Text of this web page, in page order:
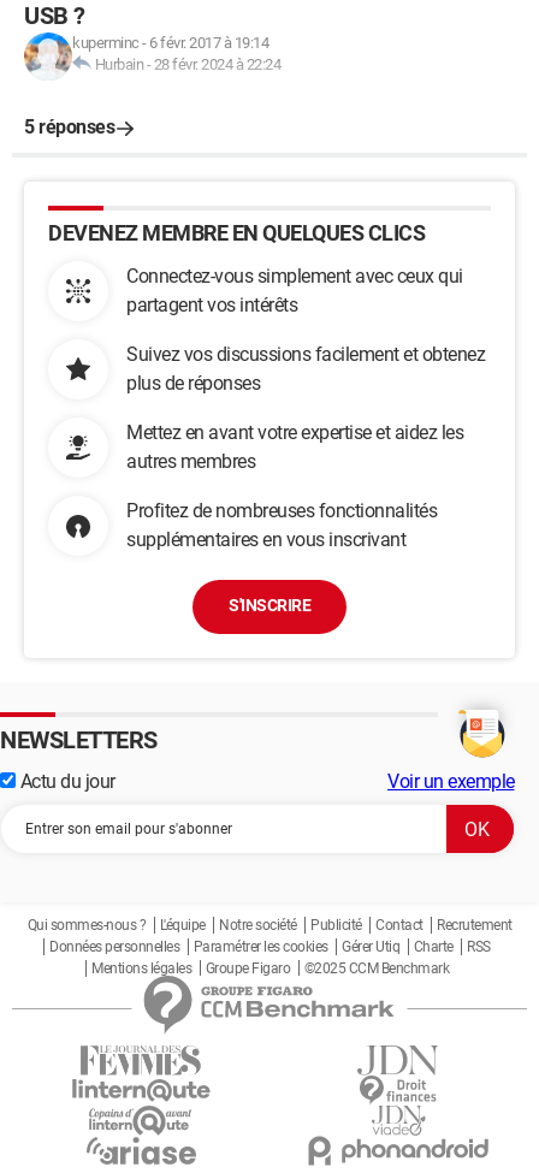
USB ?
kuperminc - 6 févr. 2017 à 19:14
Hurbain-28 févr. 2024 à 22:24
5 réponses
DEVENEZ MEMBRE EN QUELQUES CLICS
Connectez-vous simplement avec ceux qui
partagent vos intérêts
Suivez vos discussions facilement et obtenez
plus de réponses
Mettez en avant votre expertise et aidez les
autres membres
Profitez de nombreuses fonctionnalités
supplémentaires en vous inscrivant
S'INSCRIRE
NEWSLETTERS
Actu du jour Voir un exemple
Qui sommes-nous ? L'équipe Notre société Publicité Contact
Recrutement
Données personnelles
Paramétrer les cookies Gérer Utiq Charte
RSS
Mentions légales
Groupe Figaro ©2025 CCM Benchmark